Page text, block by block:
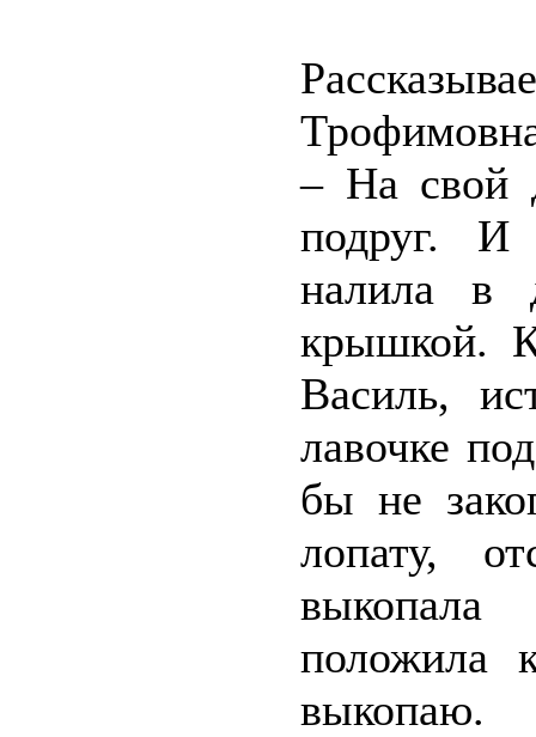
– На свой
подруг. И
налила в
крышкой.
Василь,
лавочке
бы не
лопату,
положила
выкопаю.